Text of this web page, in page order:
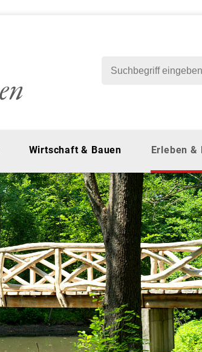
Wirtschaft & Bauen Erleben &